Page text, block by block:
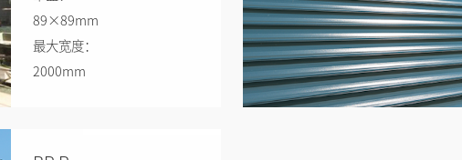
单幅最大高度：
3200mm
单幅最大面积：
罩盒：
89×89mm
最大宽度：
2000mm